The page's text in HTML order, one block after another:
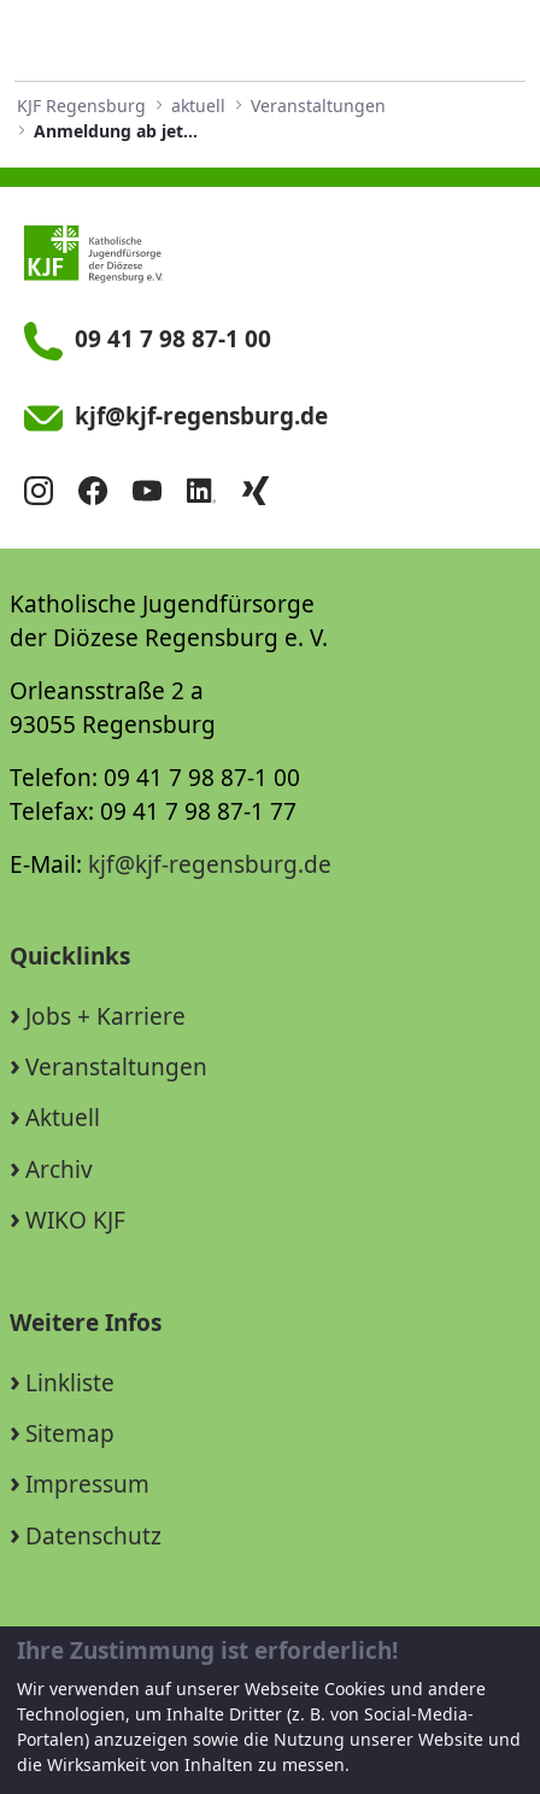
KJF Regensburg aktuell
Veranstaltungen
Anmeldung ab jetzt möglich
09 41 7 98 87-1 00
kjf@kjf-regensburg.de
Katholische Jugendfürsorge
der Diözese Regensburg e. V.
Orleansstraße 2 a
93055 Regensburg
Telefon: 09 41 7 98 87-1 00
Telefax: 09 41 7 98 87-1 77
E-Mail: kjf@kjf-regensburg.de
Quicklinks
Jobs + Karriere
Veranstaltungen
Aktuell
Archiv
WIKO KJF
Weitere Infos
Linkliste
Sitemap
Impressum
Datenschutz
Unterstützen Sie uns!
Mitglied werden
Spenden und helfen
Ihre Zustimmung ist erforderlich!
Wir verwenden auf unserer Webseite Cookies und andere
Technologien, um Inhalte Dritter (z. B. von Social-Media-
Portalen) anzuzeigen sowie die Nutzung unserer Website und
die Wirksamkeit von Inhalten zu messen.